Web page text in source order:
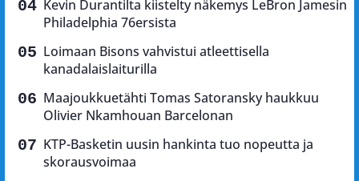
Kevin Durantilta kiistelty näkemys LeBron Jamesin
Philadelphia 76ersista
Loimaan Bisons vahvistui atleettisella
kanadalaislaiturilla
Maajoukkuetähti Tomas Satoransky haukkuu
Olivier Nkamhouan Barcelonan
KTP-Basketin uusin hankinta tuo nopeutta ja
skorausvoimaa